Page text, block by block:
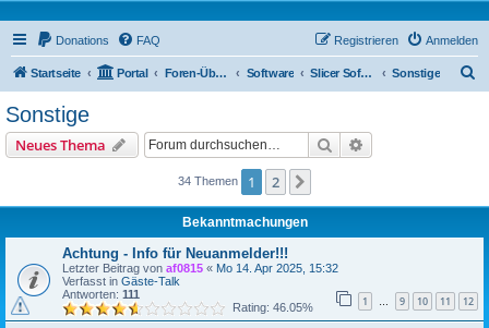
Donations FAQ Anmelden
Registrieren
Startseite Portal Foren-Übersicht Software Slicer Software Sonstige
Sonstige
Neues Thema Suche
34 Themen 1 2
Bekanntmachungen
Achtung - Info für Neuanmelder!!!
Letzter Beitrag von af0815 « Mo 14. Apr 2025, 15:32
Verfasst in Gäste-Talk
Antworten: 111 1 … 9 10 11 12
Rating: 46.05%